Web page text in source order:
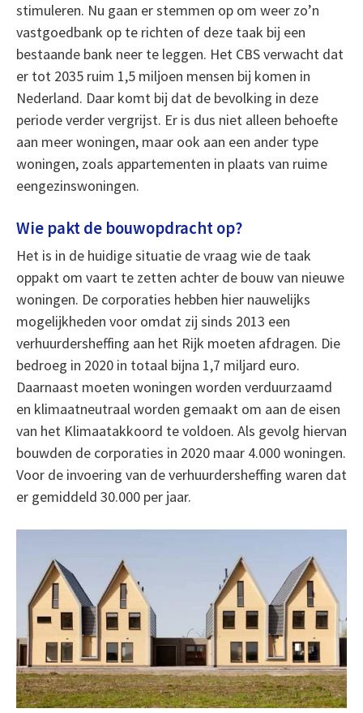
stimuleren. Nu gaan er stemmen op om weer zo’n
vastgoedbank op te richten of deze taak bij een
bestaande bank neer te leggen. Het CBS verwacht dat
er tot 2035 ruim 1,5 miljoen mensen bij komen in
Nederland. Daar komt bij dat de bevolking in deze
periode verder vergrijst. Er is dus niet alleen behoefte
aan meer woningen, maar ook aan een ander type
woningen, zoals appartementen in plaats van ruime
eengezinswoningen.
Wie pakt de bouwopdracht op?
Het is in de huidige situatie de vraag wie de taak
oppakt om vaart te zetten achter de bouw van nieuwe
woningen. De corporaties hebben hier nauwelijks
mogelijkheden voor omdat zij sinds 2013 een
verhuurdersheffing aan het Rijk moeten afdragen. Die
bedroeg in 2020 in totaal bijna 1,7 miljard euro.
Daarnaast moeten woningen worden verduurzaamd
en klimaatneutraal worden gemaakt om aan de eisen
van het Klimaatakkoord te voldoen. Als gevolg hiervan
bouwden de corporaties in 2020 maar 4.000 woningen.
Voor de invoering van de verhuurdersheffing waren dat
er gemiddeld 30.000 per jaar.